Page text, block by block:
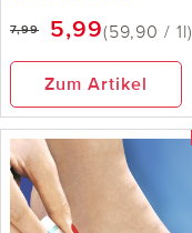
7,99 5,99(59,90 / 1l)
Zum Artikel